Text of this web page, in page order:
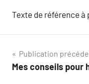
Texte de référence à
Navigation
de
Publication
Mes conseils